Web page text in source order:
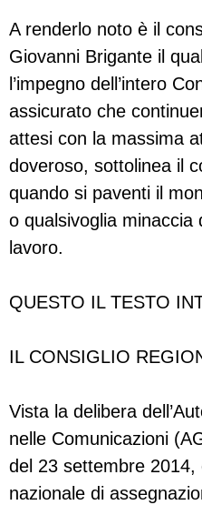
A renderlo noto è il
Giovanni Brigante il
l’impegno dell’intero
assicurato che
attesi con la massima
doveroso, sottolinea il
quando si paventi il
o qualsivoglia minaccia
lavoro.
QUESTO IL TESTO
IL CONSIGLIO
Vista la delibera
nelle Comunicazioni
del 23 settembre
nazionale di